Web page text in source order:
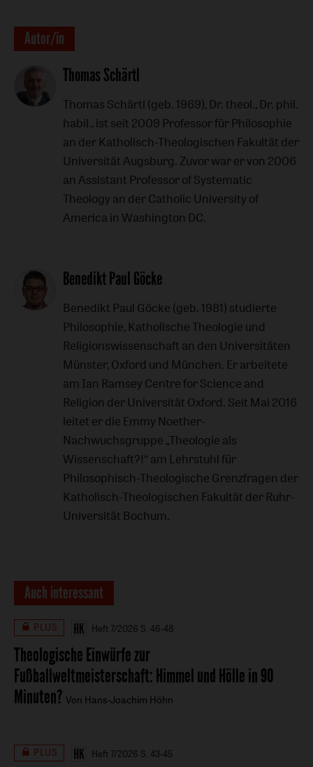
Überschrift
Artikel-
Infos
Autor/in
Thomas Schärtl
Thomas Schärtl (geb. 1969), Dr. theol., Dr. phil.
habil., ist seit 2009 Professor für Philosophie
an der Katholisch-Theologischen Fakultät der
Universität Augsburg. Zuvor war er von 2006
an Assistant Professor of Systematic
Theology an der Catholic University of
America in Washington DC.
Benedikt Paul Göcke
Benedikt Paul Göcke (geb. 1981) studierte
Philosophie, Katholische Theologie und
Religionswissenschaft an den Universitäten
Münster, Oxford und München. Er arbeitete
am Ian Ramsey Centre for Science and
Religion der Universität Oxford. Seit Mai 2016
leitet er die Emmy Noether-
Nachwuchsgruppe „Theologie als
Wissenschaft?!“ am Lehrstuhl für
Philosophisch-Theologische Grenzfragen der
Katholisch-Theologischen Fakultät der Ruhr-
Universität Bochum.
Auch interessant
PLUS Heft 7/2026 S. 46-48
Theologische Einwürfe zur
Fußballweltmeisterschaft:Himmel und Hölle in 90
Minuten? Von Hans-Joachim Höhn
PLUS Heft 7/2026 S. 43-45